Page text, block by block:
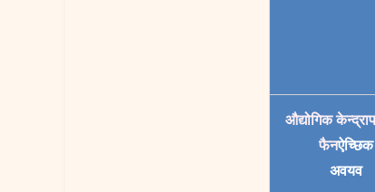
औद्योगिक
फैनऐच्छिक
अवयव